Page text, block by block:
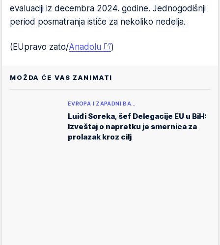
evaluaciji iz decembra 2024. godine. Jednogodišnji
period posmatranja ističe za nekoliko nedelja.
(EUpravo zato/Anadolu )
MOŽDA ĆE VAS ZANIMATI
EVROPA I ZAPADNI BA…
Luiđi Soreka, šef Delegacije EU u BiH:
Izveštaj o napretku je smernica za
prolazak kroz cilj